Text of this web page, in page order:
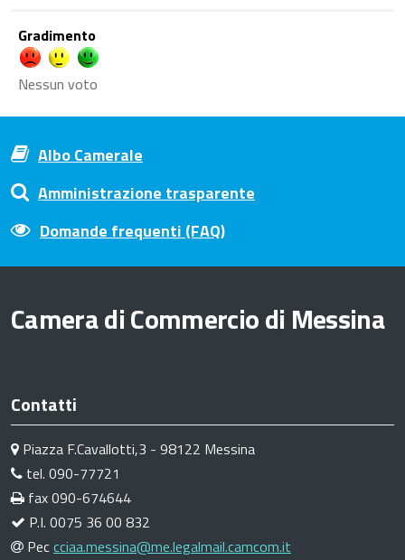
Gradimento
Nessun voto
Albo Camerale
Amministrazione trasparente
Domande frequenti (FAQ)
Camera di Commercio di Messina
Contatti
Piazza F.Cavallotti,3 - 98122 Messina
tel. 090-77721
fax 090-674644
P.I. 0075 36 00 832
Peccciaa.messina@me.legalmail.camcom.it